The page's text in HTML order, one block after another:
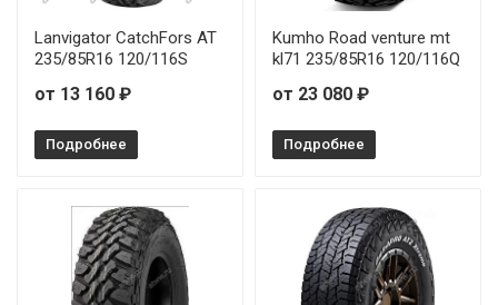
Lanvigator CatchFors AT
235/85R16 120/116S
от 13 160 ₽
Подробнее
Kumho Road venture mt
kl71 235/85R16 120/116Q
от 23 080 ₽
Подробнее